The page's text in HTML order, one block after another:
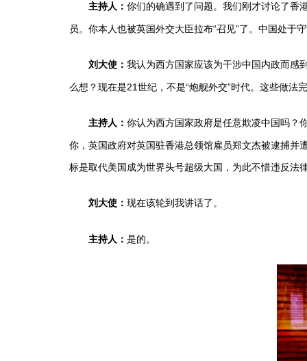
主持人： 你们的确遇到了问题。我们刚才讨论了香
员。你本人也被英国外交大臣拉布“召见”了。中国处于
刘大使： 我认为西方国家应该为干涉中国内政而感
么想？现在是21世纪，不是“炮舰外交”时代。这些做法
主持人： 你认为西方国家政府是任意欺凌中国吗？
你，英国政府对英国驻香港总领馆雇员郑文杰被逮捕并
标是取代美国成为世界头号超级大国，为此不惜违反法
刘大使： 现在该轮到我讲话了。
主持人： 是的。